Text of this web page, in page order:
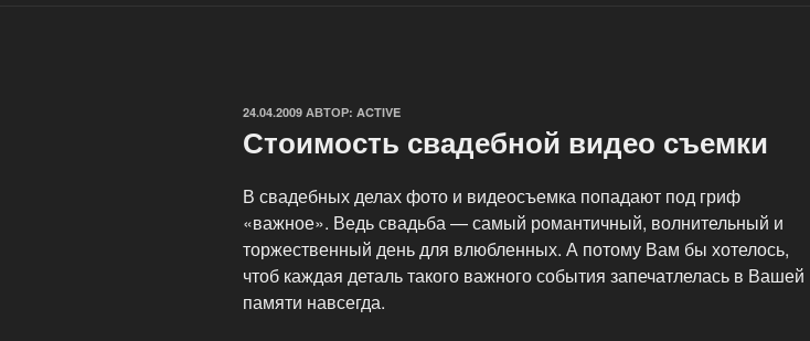
ОПУБЛИКОВАНО
24.04.2009 АВТОР: ACTIVE
Стоимость свадебной видео съемки
В свадебных делах фото и видеосъемка попадают под гриф
«важное». Ведь свадьба — самый романтичный, волнительный и
торжественный день для влюбленных. А потому Вам бы хотелось,
чтоб каждая деталь такого важного события запечатлелась в Вашей
памяти навсегда.